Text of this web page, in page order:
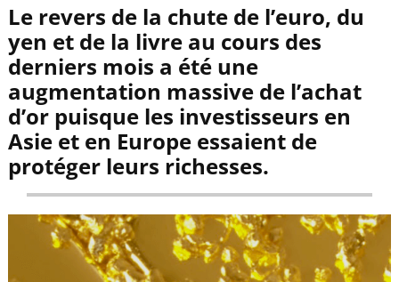
Le revers de la chute de l’euro, du
yen et de la livre au cours des
derniers mois a été une
augmentation massive de l’achat
d’or puisque les investisseurs en
Asie et en Europe essaient de
protéger leurs richesses.